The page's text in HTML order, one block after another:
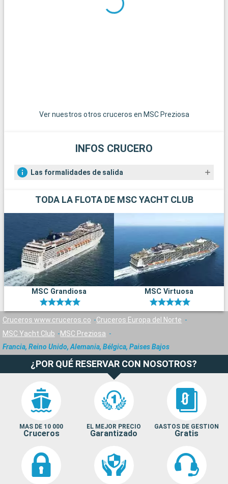
Ver nuestros otros cruceros en MSC Preziosa
INFOS CRUCERO
Las formalidades de salida
TODA LA FLOTA DE MSC YACHT CLUB
MSC Grandiosa MSC Virtuosa
Cruceros www.cruceros.co
Cruceros Europa del Norte
MSC Yacht Club
MSC Preziosa
Francia, Reino Unido, Alemania, Bélgica, Paises Bajos
¿POR QUÉ RESERVAR CON NOSOTROS?
MAS DE 10 000
Cruceros
EL MEJOR PRECIO
Garantizado
GASTOS DE GESTION
Gratis